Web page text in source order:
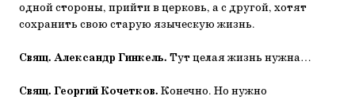
одной стороны, прийти в церковь, а с другой, хотят
сохранить свою старую языческую жизнь.
Свящ. Александр Гинкель. Тут целая жизнь нужна…
Свящ. Георгий Кочетков. Конечно. Но нужно